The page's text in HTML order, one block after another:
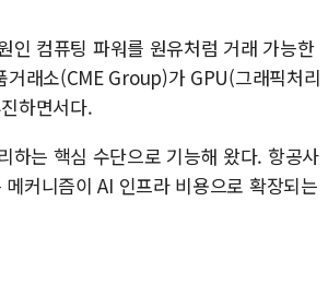
인 컴퓨팅 파워를 원유처럼 거래 가능한
래소(CME Group)가 GPU(그래픽처리
하면서다.
하는 핵심 수단으로 기능해 왔다. 항공사
커니즘이 AI 인프라 비용으로 확장되는